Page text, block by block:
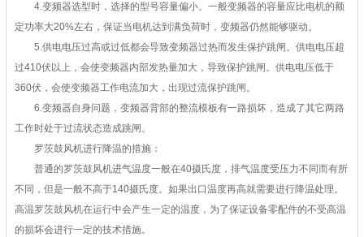
4.变频器选型时，选择的型号容量偏小。一般变频器的容量应比电机的额
定功率大20%左右，保证当电机达到满负荷时，变频器仍然能够驱动。
5.供电电压过高或过低都会导致变频器过热而发生保护跳闸。供电电压超
过410伏以上，会使变频器内部发热量加大，导致保护跳闸。供电电压低于
360伏，会使变频器工作电流加大，出现过流保护跳闸。
6.变频器自身问题，变频器背部的整流模板有一路损坏，造成了其它两路
工作时处于过流状态造成跳闸。
罗茨鼓风机进行降温的措施：
普通的罗茨鼓风机进气温度一般在40摄氏度，排气温度受压力不同而有所
不同，但是一般不高于140摄氏度。如果出口温度再高就需要进行降温处理。
高温罗茨鼓风机在运行中会产生一定的温度，为了保证设备零配件的不受高温
的损坏会进行一定的技术措施。